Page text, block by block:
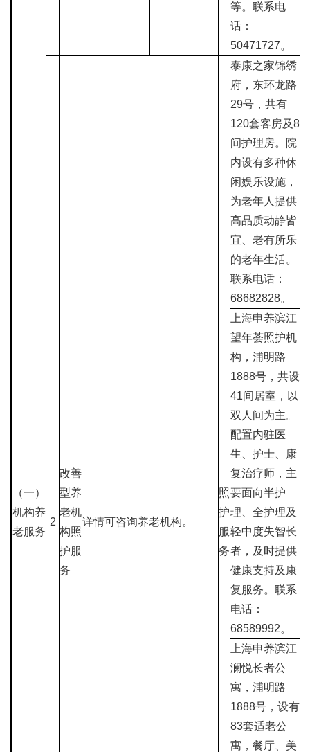
（一）
机构养
老服务
等。联系电
话：
50471727。
2
改善
型养
老机
构照
护服
务
详情可咨询养老机构。
照
护
服
务
泰康之家锦绣
府，东环龙路
29号，共有
120套客房及8
间护理房。院
内设有多种休
闲娱乐设施，
为老年人提供
高品质动静皆
宜、老有所乐
的老年生活。
联系电话：
68682828。
上海申养滨江
望年荟照护机
构，浦明路
1888号，共设
41间居室，以
双人间为主。
配置内驻医
生、护士、康
复治疗师，主
要面向半护
理、全护理及
轻中度失智长
者，及时提供
健康支持及康
复服务。联系
电话：
68589992。
上海申养滨江
澜悦长者公
寓，浦明路
1888号，设有
83套适老公
寓，餐厅、美